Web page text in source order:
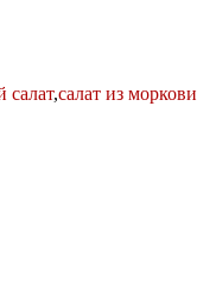
салат,салат из моркови